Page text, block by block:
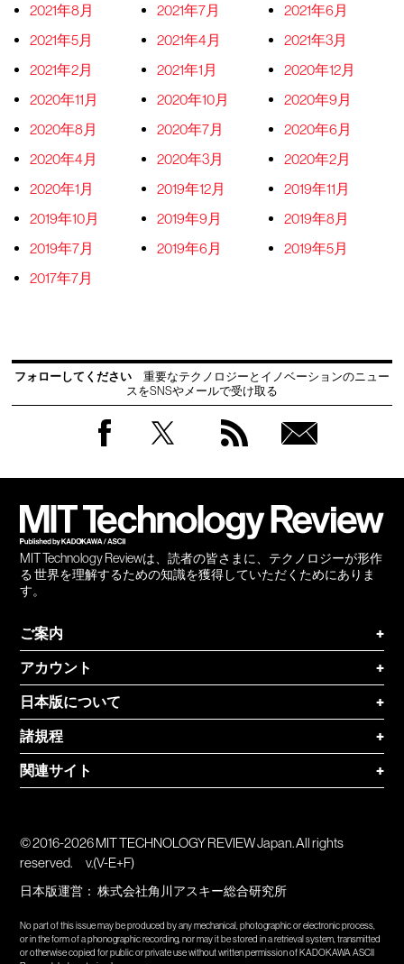
2021年8月
2021年7月
2021年6月
2021年5月
2021年4月
2021年3月
2021年2月
2021年1月
2020年12月
2020年11月
2020年10月
2020年9月
2020年8月
2020年7月
2020年6月
2020年4月
2020年3月
2020年2月
2020年1月
2019年12月
2019年11月
2019年10月
2019年9月
2019年8月
2019年7月
2019年6月
2019年5月
2017年7月
フォローしてください
重要なテクノロジーとイノベーションのニュー
スをSNSやメールで受け取る
MIT Technology Reviewは、読者の皆さまに、テクノロジーが形作
る 世界を理解するための知識を獲得していただくためにありま
す。
ご案内
+
アカウント
+
日本版について
+
諸規程
+
関連サイト
+
© 2016-2026 MIT TECHNOLOGY REVIEW Japan. All rights
reserved.
v.(V-E+F)
日本版運営：株式会社角川アスキー総合研究所
No part of this issue may be produced by any mechanical, photographic or electronic process,
or in the form of a phonographic recording, nor may it be stored in a retrieval system, transmitted
or otherwise copied for public or private use without written permission of KADOKAWA ASCII